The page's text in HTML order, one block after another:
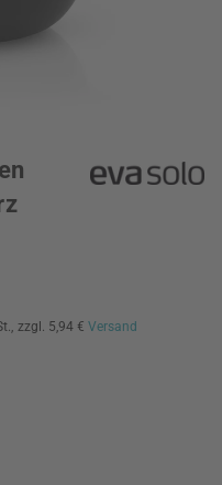
zzgl. 5,94 € Versand